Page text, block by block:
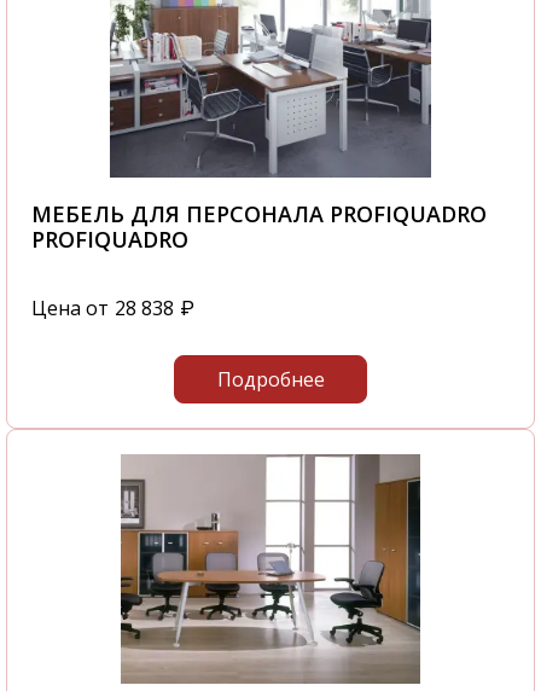
МЕБЕЛЬ ДЛЯ ПЕРСОНАЛА PROFIQUADRO
PROFIQUADRO
Цена от 28 838 ₽
Подробнее